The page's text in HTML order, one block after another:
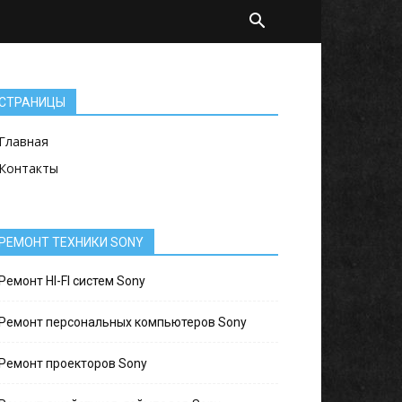
Главная
Контакты
РЕМОНТ ТЕХНИКИ SONY
Ремонт HI-FI систем Sony
Ремонт персональных компьютеров Sony
Ремонт проекторов Sony